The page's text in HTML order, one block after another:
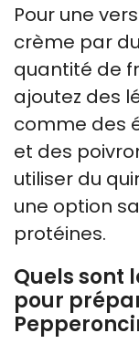
Pour une
crème par
quantité de
ajoutez des
comme des
et des
utiliser du
une option
protéines.
Quels sont
pour